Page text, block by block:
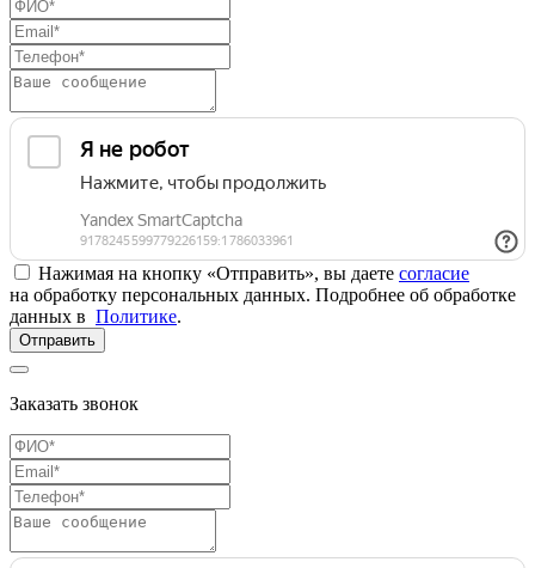
Нажимая на кнопку «Отправить», вы даете согласие
на обработку персональных данных. Подробнее об обработке
данных в Политике.
Отправить
Заказать звонок